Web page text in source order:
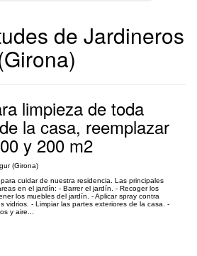
de Jardineros
limpieza de toda
la casa, reemplazar
y 200 m2
(Girona)
cuidar de nuestra residencia. Las principales
en el jardín: - Barrer el jardín. - Recoger los
los muebles del jardín. - Aplicar spray contra
vidrios. - Limpiar las partes exteriores de la casa. -
y aire...